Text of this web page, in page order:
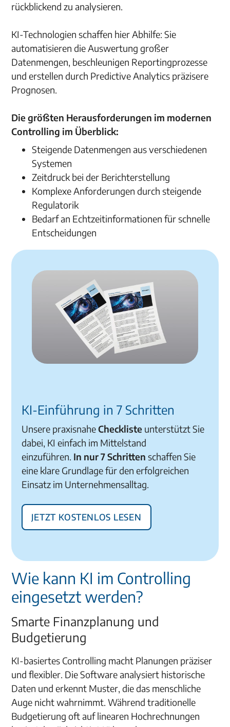
rückblickend zu analysieren.
KI-Technologien schaffen hier Abhilfe: Sie
automatisieren die Auswertung großer
Datenmengen, beschleunigen Reportingprozesse
und erstellen durch Predictive Analytics präzisere
Prognosen.
Die größten Herausforderungen im modernen
Controlling im Überblick:
Steigende Datenmengen aus verschiedenen
Systemen
Zeitdruck bei der Berichterstellung
Komplexe Anforderungen durch steigende
Regulatorik
Bedarf an Echtzeitinformationen für schnelle
Entscheidungen
KI-Einführung in 7 Schritten
Unsere praxisnaheCheckliste unterstützt Sie
dabei, KI einfach im Mittelstand
einzuführen. In nur 7 Schritten schaffen Sie
eine klare Grundlage für den erfolgreichen
Einsatz im Unternehmensalltag.
Jetzt kostenlos lesen
Wie kann KI im Controlling
eingesetzt werden?
Smarte Finanzplanung und
Budgetierung
KI-basiertes Controlling macht Planungen präziser
und flexibler. Die Software analysiert historische
Daten und erkennt Muster, die das menschliche
Auge nicht wahrnimmt. Während traditionelle
Budgetierung oft auf linearen Hochrechnungen